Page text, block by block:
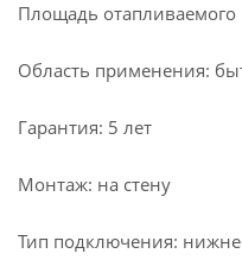
Площадь
Область применения:
Гарантия: 5 лет
Монтаж: на стену
Тип подключения: